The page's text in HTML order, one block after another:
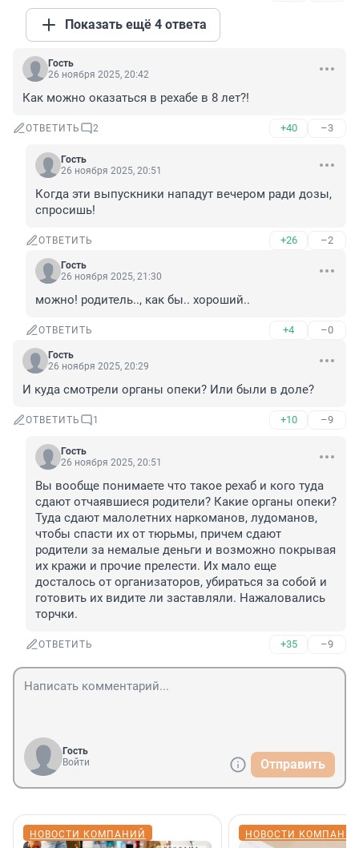
Показать ещё 4 ответа
Гость
26 ноября 2025, 20:42
Как можно оказаться в рехабе в 8 лет?!
ОТВЕТИТЬ 2 +40 –3
Гость
26 ноября 2025, 20:51
Когда эти выпускники нападут вечером ради дозы,
спросишь!
ОТВЕТИТЬ +26 –2
Гость
26 ноября 2025, 21:30
можно! родитель.., как бы.. хороший..
ОТВЕТИТЬ +4 –0
Гость
26 ноября 2025, 20:29
И куда смотрели органы опеки? Или были в доле?
ОТВЕТИТЬ 1 +10 –9
Гость
26 ноября 2025, 20:51
Вы вообще понимаете что такое рехаб и кого туда
сдают отчаявшиеся родители? Какие органы опеки?
Туда сдают малолетних наркоманов, лудоманов,
чтобы спасти их от тюрьмы, причем сдают
родители за немалые деньги и возможно покрывая
их кражи и прочие прелести. Их мало еще
досталось от организаторов, убираться за собой и
готовить их видите ли заставляли. Нажаловались
торчки.
ОТВЕТИТЬ +35 –9
Гость
Войти
Отправить
НОВОСТИ КОМПАНИЙ НОВОСТИ